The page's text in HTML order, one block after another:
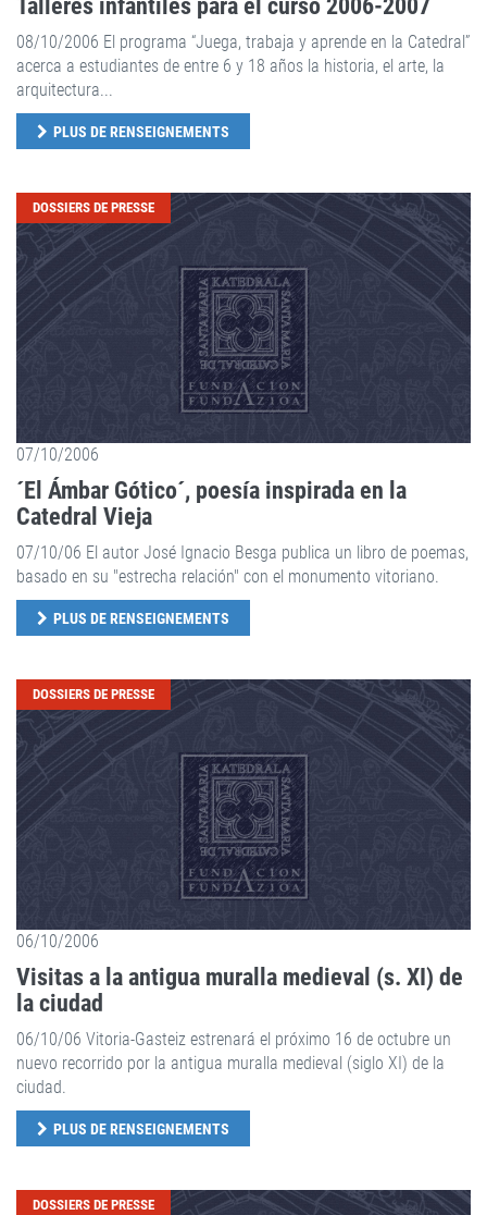
Talleres infantiles para el curso 2006-2007
08/10/2006 El programa “Juega, trabaja y aprende en la Catedral”
acerca a estudiantes de entre 6 y 18 años la historia, el arte, la
arquitectura...
PLUS DE RENSEIGNEMENTS
DOSSIERS DE PRESSE
07/10/2006
´El Ámbar Gótico´, poesía inspirada en la
Catedral Vieja
07/10/06 El autor José Ignacio Besga publica un libro de poemas,
basado en su "estrecha relación" con el monumento vitoriano.
PLUS DE RENSEIGNEMENTS
DOSSIERS DE PRESSE
06/10/2006
Visitas a la antigua muralla medieval (s. XI) de
la ciudad
06/10/06 Vitoria-Gasteiz estrenará el próximo 16 de octubre un
nuevo recorrido por la antigua muralla medieval (siglo XI) de la
ciudad.
PLUS DE RENSEIGNEMENTS
DOSSIERS DE PRESSE